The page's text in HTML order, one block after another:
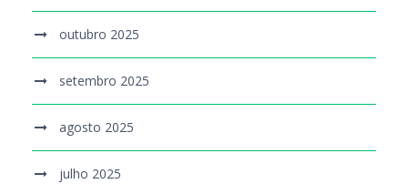
outubro 2025
setembro 2025
agosto 2025
julho 2025